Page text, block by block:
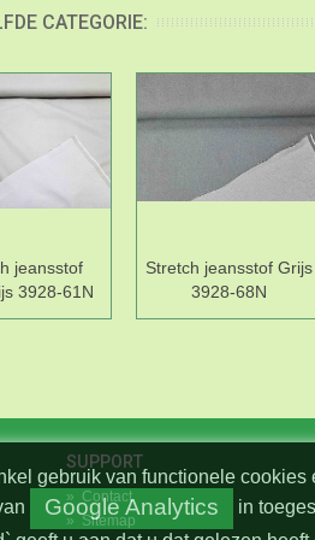
CATEGORIE:
jeansstof
3928-61N
Stretch jeansstof Grijs
3928-68N
SUPPORT
» Contact
» Sitemap
gebruik van functionele
Google Analytics in